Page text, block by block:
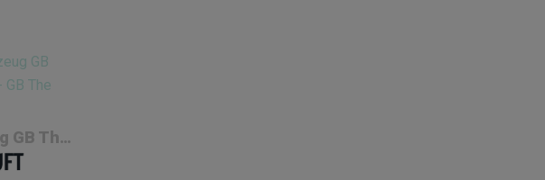
USB-Elektrofeurzeug GB The Green Brand